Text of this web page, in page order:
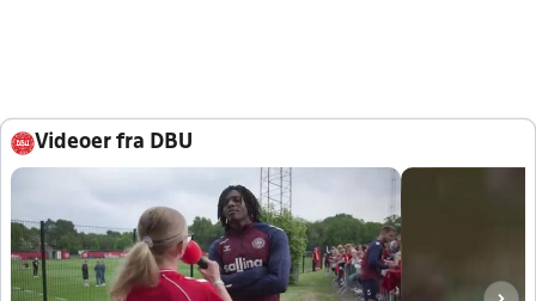
Videoer fra DBU